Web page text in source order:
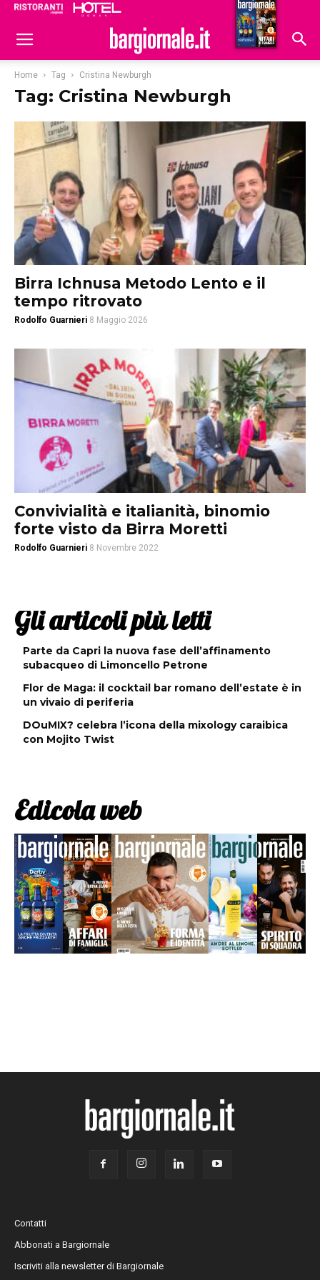
Hoteldomani
Home Tag Cristina Newburgh
Tag: Cristina Newburgh
Birra Ichnusa Metodo Lento e il
tempo ritrovato
Rodolfo Guarnieri 8 Maggio 2026
Convivialità e italianità, binomio
forte visto da Birra Moretti
Rodolfo Guarnieri 8 Novembre 2022
Gli articoli più letti
Parte da Capri la nuova fase dell’affinamento
subacqueo di Limoncello Petrone
Flor de Maga: il cocktail bar romano dell’estate è in
un vivaio di periferia
DOuMIX? celebra l’icona della mixology caraibica
con Mojito Twist
Edicola web
Contatti
Abbonati a Bargiornale
Iscriviti alla newsletter di Bargiornale